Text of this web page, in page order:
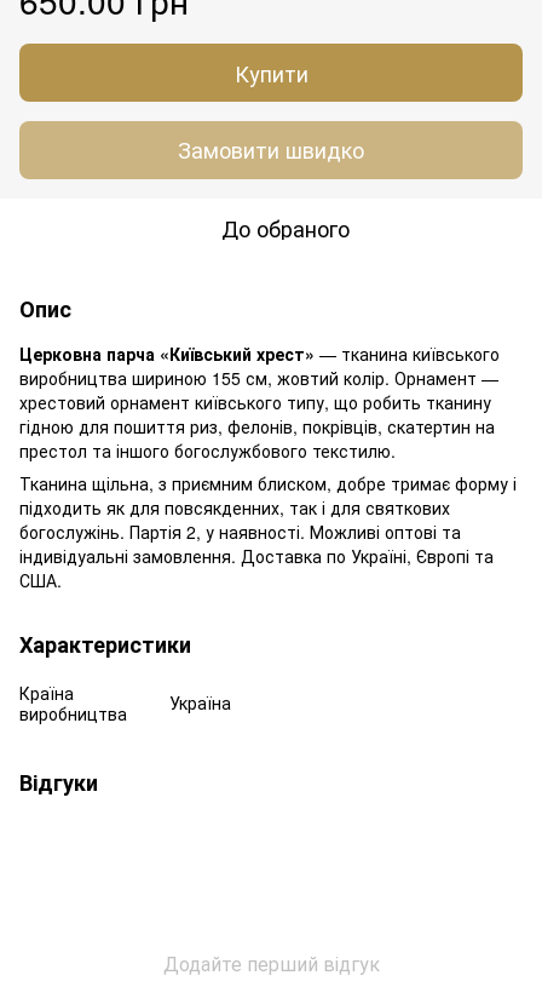
Купити
Замовити швидко
До обраного
Опис
Церковна парча «Київський хрест» — тканина київського
виробництва шириною 155 см, жовтий колір. Орнамент —
хрестовий орнамент київського типу, що робить тканину
гідною для пошиття риз, фелонів, покрівців, скатертин на
престол та іншого богослужбового текстилю.
Тканина щільна, з приємним блиском, добре тримає форму і
підходить як для повсякденних, так і для святкових
богослужінь. Партія 2, у наявності. Можливі оптові та
індивідуальні замовлення. Доставка по Україні, Європі та
США.
Характеристики
Країна
виробництва
Україна
Відгуки
Додайте перший відгук